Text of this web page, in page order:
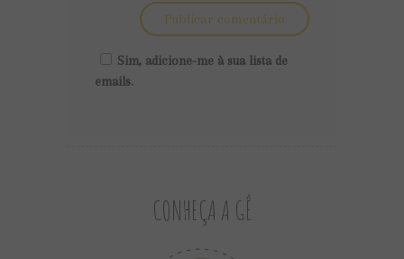
Sim, adicione-me à sua lista de
emails.
CONHEÇA A GÊ